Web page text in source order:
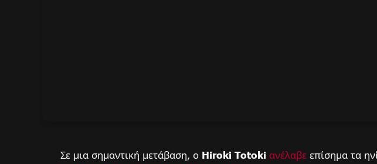
Σε μια σημαντική μετάβαση, ο Hiroki Totoki ανέλαβε επίσημα τα